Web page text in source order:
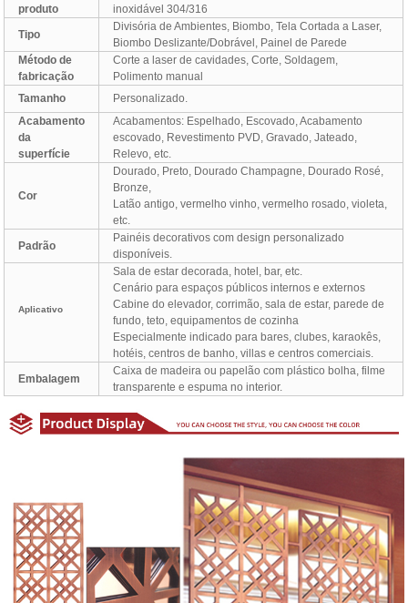
produto
inoxidável 304/316
Tipo
Divisória de Ambientes, Biombo, Tela Cortada a Laser,
Biombo Deslizante/Dobrável, Painel de Parede
Método de
fabricação
Corte a laser de cavidades, Corte, Soldagem,
Polimento manual
Tamanho
Personalizado.
Acabamento
da
superfície
Acabamentos: Espelhado, Escovado, Acabamento
escovado, Revestimento PVD, Gravado, Jateado,
Relevo, etc.
Cor
Dourado, Preto, Dourado Champagne, Dourado Rosé,
Bronze,
Latão antigo, vermelho vinho, vermelho rosado, violeta,
etc.
Padrão
Painéis decorativos com design personalizado
disponíveis.
Aplicativo
Sala de estar decorada, hotel, bar, etc.
Cenário para espaços públicos internos e externos
Cabine do elevador, corrimão, sala de estar, parede de
fundo, teto, equipamentos de cozinha
Especialmente indicado para bares, clubes, karaokês,
hotéis, centros de banho, villas e centros comerciais.
Embalagem
Caixa de madeira ou papelão com plástico bolha, filme
transparente e espuma no interior.